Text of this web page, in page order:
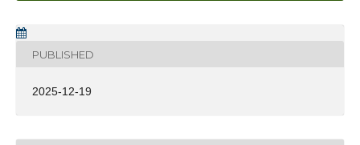
PUBLISHED
2025-12-19